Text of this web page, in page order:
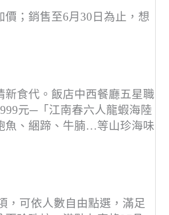
；銷售至6月30日為止，想
食代。飯店中西餐廳五星職
元─「江南春六人龍蝦海陸
魚、綑蹄、牛腩…等山珍海味
，可依人數自由點選，滿足